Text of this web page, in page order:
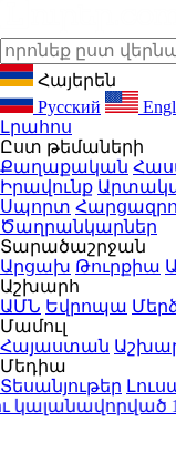
Հայերեն
Русский
Լրահոս
Ըստ թեմաների
Քաղաքական
Իրավունք
Սպորտ
Ծաղրանկարներ
Տարածաշրջան
Արցախ Թուրքիա
Աշխարհ
ԱՄՆ Եվրոպա
Մամուլ
Հայաստան
Մեդիա
Տեսանյութեր
11:19